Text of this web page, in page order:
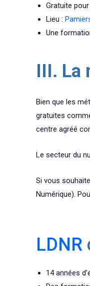
Gratuite
Lieu :
Une
III. La
Bien que les
gratuites
centre agréé
Le secteur du
Si vous
Numérique).
LDNR
14 années